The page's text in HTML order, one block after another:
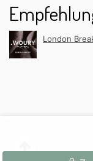
London